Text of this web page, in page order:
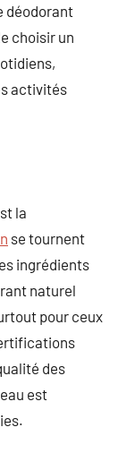
déodorant
choisir un
activités
la
se tournent
ingrédients
naturel
pour ceux
des
est